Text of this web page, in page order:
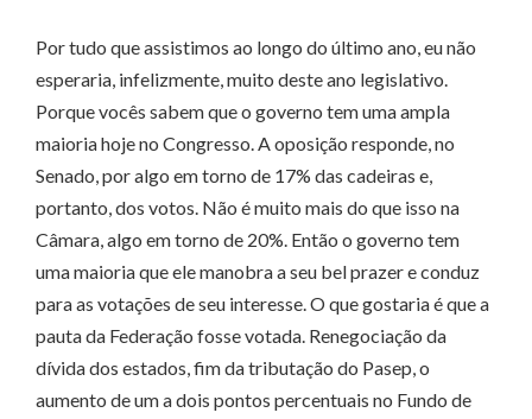
Por tudo que assistimos ao longo do último ano, eu não
esperaria, infelizmente, muito deste ano legislativo.
Porque vocês sabem que o governo tem uma ampla
maioria hoje no Congresso. A oposição responde, no
Senado, por algo em torno de 17% das cadeiras e,
portanto, dos votos. Não é muito mais do que isso na
Câmara, algo em torno de 20%. Então o governo tem
uma maioria que ele manobra a seu bel prazer e conduz
para as votações de seu interesse. O que gostaria é que a
pauta da Federação fosse votada. Renegociação da
dívida dos estados, fim da tributação do Pasep, o
aumento de um a dois pontos percentuais no Fundo de